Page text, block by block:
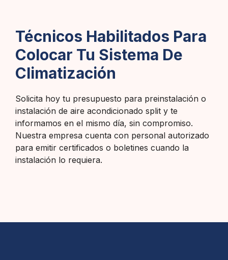
Técnicos Habilitados Para
Colocar Tu Sistema De
Climatización
Solicita hoy tu presupuesto para preinstalación o
instalación de aire acondicionado split y te
informamos en el mismo día, sin compromiso.
Nuestra empresa cuenta con personal autorizado
para emitir certificados o boletines cuando la
instalación lo requiera.